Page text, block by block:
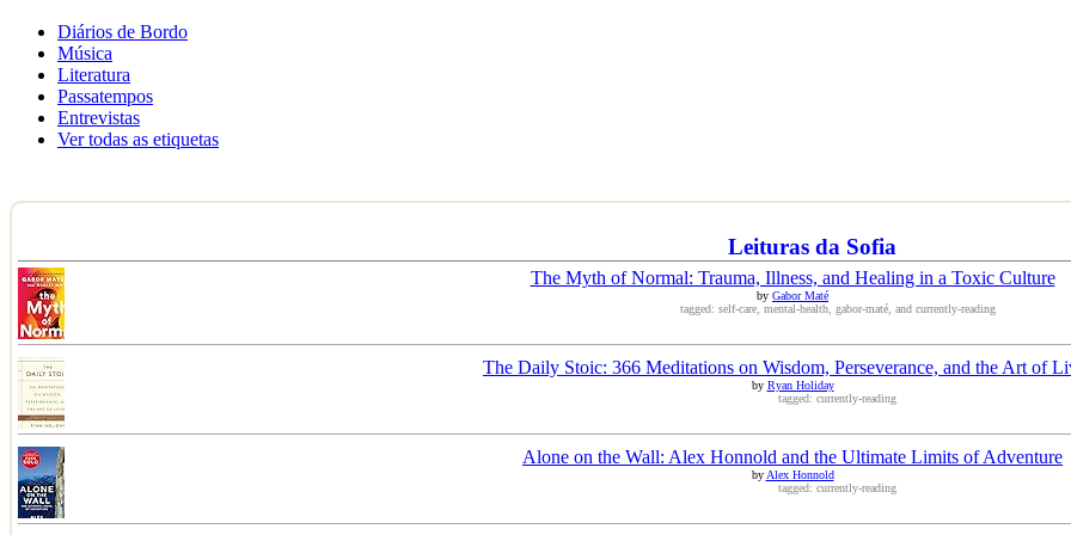
Diários de Bordo
Música
Literatura
Passatempos
Entrevistas
Ver todas as etiquetas
Leituras da Sofia
The Myth of Normal: Trauma, Illness, and Healing in a Toxic Culture
by Gabor Maté
tagged: self-care, mental-health, gabor-maté, and currently-reading
The Daily Stoic: 366 Meditations on Wisdom, Perseverance, and the Art of
by Ryan Holiday
tagged: currently-reading
Alone on the Wall: Alex Honnold and the Ultimate Limits of Adventure
by Alex Honnold
tagged: currently-reading